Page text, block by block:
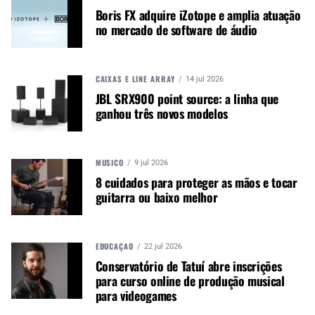
Patentes: “A marca deve ser tratada como um dos
ativos mais importantes da empresa, pois é ela
quem identifica o produto ou serviço, dando a
eles uma personalidade própria e os conectando
Ela explica que imagem contida na marca é um
dos elementos que alcança o emocional do
consumidor, o fazendo desejar o respectivo
regra de memorização. Portanto, a imagem da
marca, que é transmitida pelo seu logotipo, tem,
entre diferentes funções, o papel de identificar a
personalidade da marca e viabilizar a
Boris FX adquire iZotope e amplia atuação
no mercado de software de áudio
CAIXAS E LINE ARRAY 14 jul 2026
JBL SRX900 point source: a linha que
ganhou três novos modelos
MÚSICO 9 jul 2026
8 cuidados para proteger as mãos e tocar
guitarra ou baixo melhor
EDUCAÇÃO 22 jul 2026
Conservatório de Tatuí abre inscrições
para curso online de produção musical
para videogames